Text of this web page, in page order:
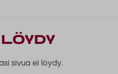
löydy
sivua ei löydy.